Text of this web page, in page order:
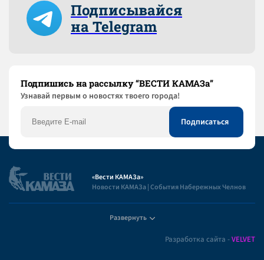
Подписывайся
на Telegram
Подпишись на рассылку “ВЕСТИ КАМАЗа”
Узнaвай первым о новостях твоего города!
«Вести КАМАЗа»
Новости КАМАЗа | События Набережных Челнов
Развернуть
Разработка сайта -VELVET